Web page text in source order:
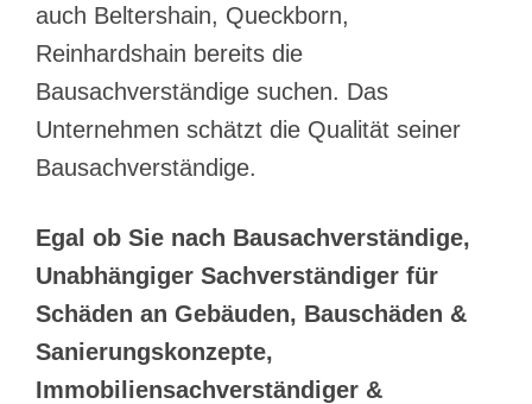
auch Beltershain, Queckborn,
Reinhardshain bereits die
Bausachverständige suchen. Das
Unternehmen schätzt die Qualität seiner
Bausachverständige.
Egal ob Sie nach Bausachverständige,
Unabhängiger Sachverständiger für
Schäden an Gebäuden, Bauschäden &
Sanierungskonzepte,
Immobiliensachverständiger &